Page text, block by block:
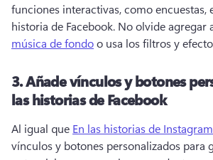
funciones interactivas, como encuestas,
historia de Facebook. No olvide agregar
música de fondo o usa los filtros y
3. Añade vínculos y botones
las historias de Facebook
Al igual que En las historias de Instagram
vínculos y botones personalizados para